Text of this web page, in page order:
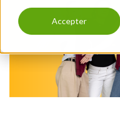
Accepter
Engagements
RSE
Bourses &
Incubateur
Istec x
année
3ème
FLE
Programmes
MBA
VAE
DBA
internationales
Développement
Contact